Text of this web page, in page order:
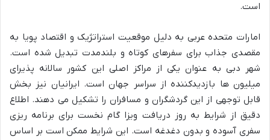
است.
امارات متحده عربی به دلیل موقعیت استراتژیک و اقتصاد پویا به
مقصدی جذاب برای سفرهای کوتاه و بلندمدت تبدیل شده است.
شهر دبی به عنوان یکی از مراکز اصلی این کشور سالانه پذیرای
میلیون ها بازدیدکننده از سراسر جهان است. ایرانیان نیز بخش
قابل توجهی از این گردشگران و مسافران را تشکیل می دهند. اطلاع
دقیق از شرایط به روز دریافت ویزا گام نخست برای برنامه ریزی
سفری آسوده و بدون دغدغه است. این شرایط ممکن است بر اساس